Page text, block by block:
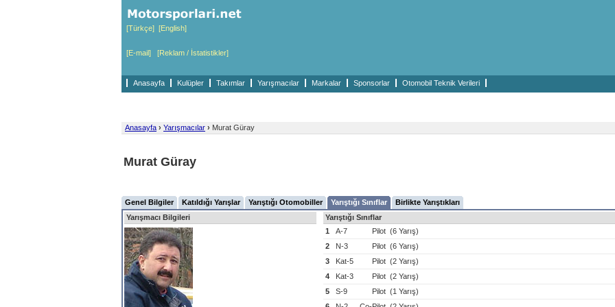
[Türkçe] [English]
[E-mail] [Reklam / İstatistikler]
Anasayfa Kulüpler Takımlar Yarışmacılar Markalar Sponsorlar Otomobil Teknik Verileri
Anasayfa › Yarışmacılar › Murat Güray
Murat Güray
Genel Bilgiler Katıldığı Yarışlar Yarıştığı Otomobiller Yarıştığı Sınıflar
Birlikte Yarıştıkları
Yarışmacı Bilgileri
Yarıştığı Sınıflar
1
A-7 Pilot (6 Yarış)
2
N-3 Pilot (6 Yarış)
3
Kat-5 Pilot (2 Yarış)
4
Kat-3 Pilot (2 Yarış)
5
S-9 Pilot (1 Yarış)